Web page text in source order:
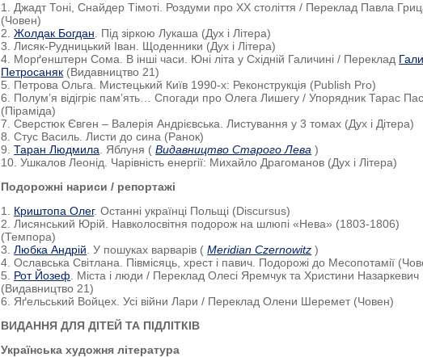
1. Джадт Тоні, Снайдер Тімоті. Роздуми про ХХ століття / Переклад Павла
(Човен)
2.Жолдак Богдан . Під зіркою Лукаша (Дух і Літера)
3. Лисяк-Рудницький Іван. Щоденники (Дух і Літера)
4. Морґенштерн Сома. В інші часи. Юні літа у Східній Галичині / Переклад
Петросаняк (Видавництво 21)
5. Петрова Ольга. Мистецький Київ 1990-х: Реконструкція (Publish Pro)
6. Полум’я відігріє пам’ять… Спогади про Олега Лишегу / Упорядник Тарас
(Піраміда)
7. Сверстюк Євген – Валерія Андрієвська. Листування у 3 томах (Дух і Дітера)
8. Стус Василь. Листи до сина (Ранок)
9.Таран Людмила . Яблуня ( Видавництво Старого Лева )
10. Ушкалов Леонід. Чарівність енергії: Михайло Драгоманов (Дух і Літера)
Подорожні нариси / репортажі
1. Криштопа Олег. Останні українці Польщі (Discursus)
2. Лисянський Юрій. Навколосвітня подорож на шлюпі «Нева» (1803-1806)
(Темпора)
3.Любка Андрій . У пошуках варварів ( Meridian Czernowitz )
4. Ославська Світлана. Півмісяць, хрест і павич. Подорожі до Месопотамії
5. Рот Йозеф . Міста і люди / Переклад Олесі Яремчук та Христини Назаркевич
(Видавництво 21)
6. Яґельський Войцех. Усі війни Лари / Переклад Олени Шеремет (Човен)
ВИДАННЯ ДЛЯ ДІТЕЙ ТА ПІДЛІТКІВ
Українська художня література